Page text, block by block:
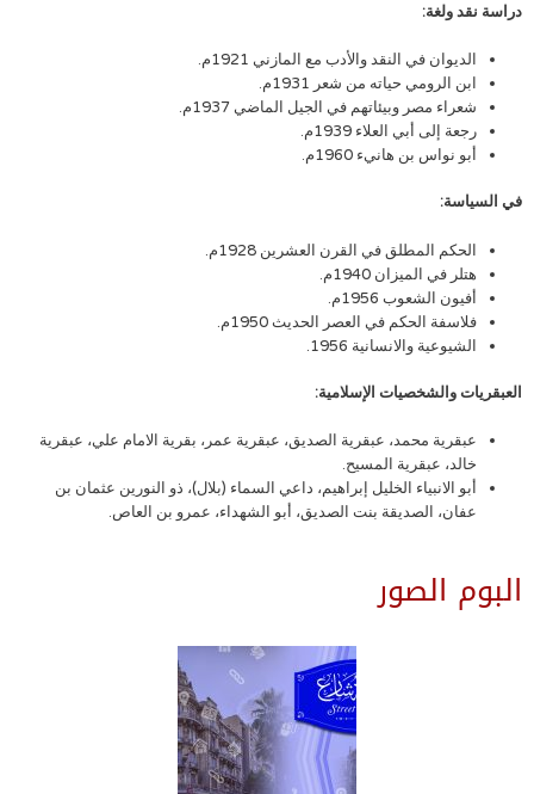
دراسة نقد ولغة:
الديوان في النقد والأدب مع المازني 1921م.
ابن الرومي حياته من شعر 1931م.
شعراء مصر وبيئاتهم في الجيل الماضي 1937م.
رجعة إلى أبي العلاء 1939م.
أبو نواس بن هانيء 1960م.
في السياسة:
الحكم المطلق في القرن العشرين 1928م.
هتلر في الميزان 1940م.
أفيون الشعوب 1956م.
فلاسفة الحكم في العصر الحديث 1950م.
الشيوعية والانسانية 1956.
العبقريات والشخصيات الإسلامية:
عبقرية محمد، عبقرية الصديق، عبقرية عمر، بقرية الامام علي، عبقرية
خالد، عبقرية المسيح.
أبو الانبياء الخليل إبراهيم، داعي السماء (بلال)، ذو النورين عثمان بن
عفان، الصديقة بنت الصديق، أبو الشهداء، عمرو بن العاص.
البوم الصور